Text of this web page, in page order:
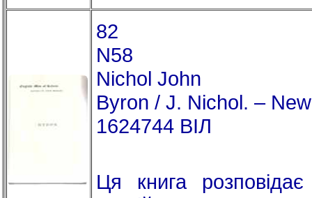
82
N58
Nichol John
Byron / J. Nichol. –
1624744 ВІЛ
Ця книга